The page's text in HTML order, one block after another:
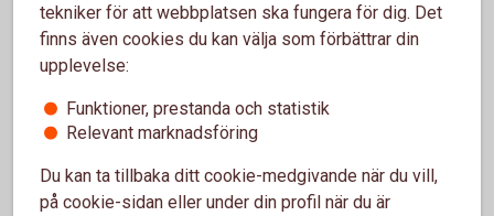
Öppet dygnet runt alla dagar.
08-411 10 11
tekniker för att webbplatsen ska fungera för dig. Det
finns även cookies du kan välja som förbättrar din
upplevelse:
Funktioner, prestanda och statistik
Relevant marknadsföring
Du kan ta tillbaka ditt cookie-medgivande när du vill,
på cookie-sidan eller under din profil när du är